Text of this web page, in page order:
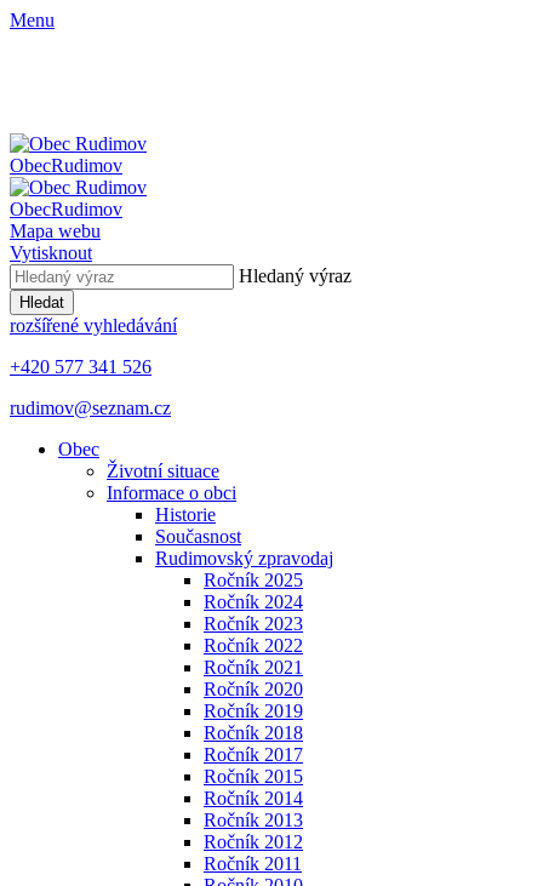
Menu
ObecRudimov
ObecRudimov
Mapa webu
Vytisknout
Hledaný výraz
Hledat
rozšířené vyhledávání
+420 577 341 526
rudimov@seznam.cz
Obec
Životní situace
Informace o obci
Historie
Současnost
Rudimovský zpravodaj
Ročník 2025
Ročník 2024
Ročník 2023
Ročník 2022
Ročník 2021
Ročník 2020
Ročník 2019
Ročník 2018
Ročník 2017
Ročník 2015
Ročník 2014
Ročník 2013
Ročník 2012
Ročník 2011